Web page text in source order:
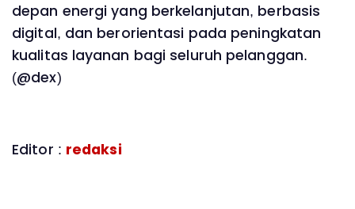
depan energi yang berkelanjutan, berbasis
digital, dan berorientasi pada peningkatan
kualitas layanan bagi seluruh pelanggan.
(@dex)
Editor : redaksi